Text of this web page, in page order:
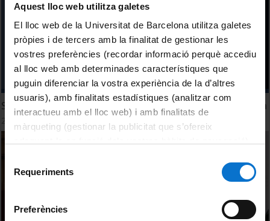
Aquest lloc web utilitza galetes
El lloc web de la Universitat de Barcelona utilitza galetes
pròpies i de tercers amb la finalitat de gestionar les
vostres preferències (recordar informació perquè accediu
al lloc web amb determinades característiques que
puguin diferenciar la vostra experiència de la d’altres
usuaris), amb finalitats estadístiques (analitzar com
interactueu amb el lloc web) i amb finalitats de
màrqueting (gestionar la publicitat que s’ofereix
consultar laPolítica de galetes del lloc web de la
Requeriments
Preferències
Sessió de Benvinguda: La IAG a la Universitat de Barcelona